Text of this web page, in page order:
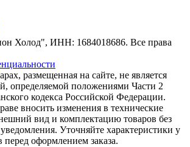
Холод", ИНН: 1684018686. Все права
размещенная на сайте, не является
определяемой положениями Части 2
кодекса Российской Федерации.
вносить изменения в технические
вид и комплектацию товаров без
Уточняйте характеристики у
оформлением заказа.